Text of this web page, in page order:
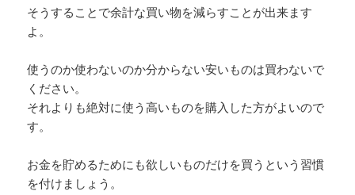
そうすることで余計な買い物を減らすことが出来ます
よ。
使うのか使わないのか分からない安いものは買わないで
ください。
それよりも絶対に使う高いものを購入した方がよいので
す。
お金を貯めるためにも欲しいものだけを買うという習慣
を付けましょう。